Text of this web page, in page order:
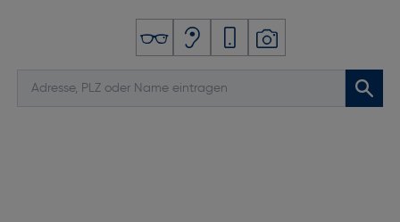
Gewicht [g]: 465